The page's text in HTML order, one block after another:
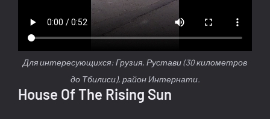
Для интересующихся: Грузия, Рустави (30 километров
до Тбилиси), район Интернати.
House Of The Rising Sun